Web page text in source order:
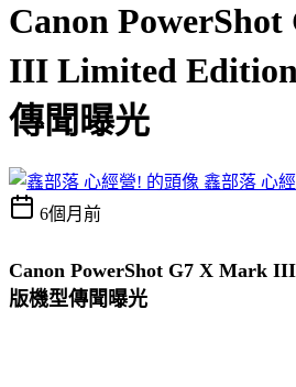
Canon
III Limited
傳聞曝光
鑫部落 心
6個月前
Canon PowerShot G7 X Mark
版機型傳聞曝光